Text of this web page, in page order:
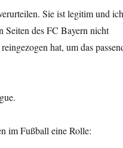
Sie ist legitim und ich
Seiten des FC Bayern nicht
hat, um das
im Fußball eine Rolle: